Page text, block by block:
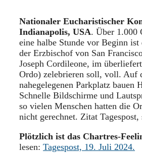
Nationaler Eucharistischer
Indianapolis, USA. Über 1.000
eine halbe Stunde vor Beginn
der Erzbischof von San
Joseph Cordileone, im
Ordo) zelebrieren soll, voll. Auf
nahegelegenen Parkplatz bauen
Schnelle Bildschirme und
so vielen Menschen hatten die
nicht gerechnet. Zitat Tagespost,
Plötzlich ist das Chartres-
lesen: Tagespost, 19. Juli 2024.